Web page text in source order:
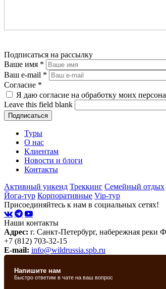
Подписаться на рассылку
Ваше имя *
Ваш e-mail *
Согласие *
Я даю согласие на обработку моих
Leave this field blank
Туры
О нас
Клиентам
Новости и блоги
Контакты
Активный уикенд Треккинг Семейный отдых
Йога-тур Корпоративные Vip-тур
Присоединяйтесь к нам в социальных сетях!
Наши контакты
Адрес: г. Санкт-Петербург, набережная реки
+7 (812) 703-32-15
E-mail: info@wildrussia.spb.ru